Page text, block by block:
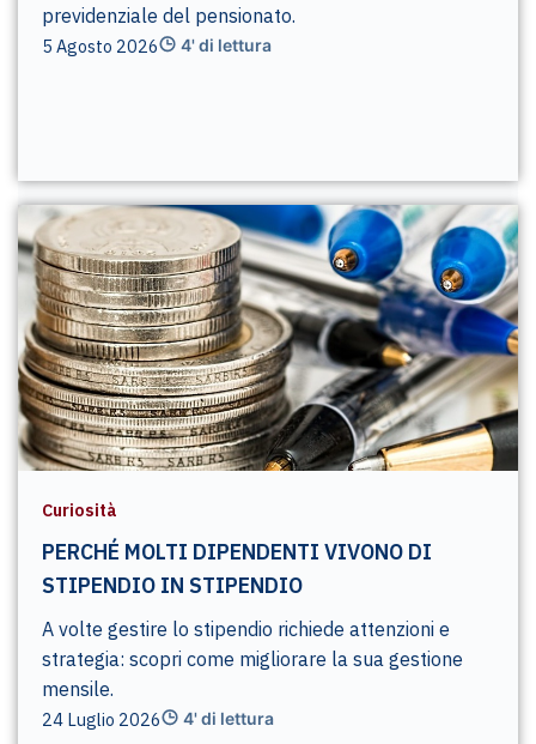
previdenziale del pensionato.
5 Agosto 2026 4' di lettura
Curiosità
PERCHÉ MOLTI DIPENDENTI VIVONO DI
STIPENDIO IN STIPENDIO
A volte gestire lo stipendio richiede attenzioni e
strategia: scopri come migliorare la sua gestione
mensile.
24 Luglio 2026 4' di lettura